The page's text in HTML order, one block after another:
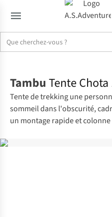
Tambu Tente Chota
Tente de trekking une
sommeil dans l'obscurité,
un montage rapide et